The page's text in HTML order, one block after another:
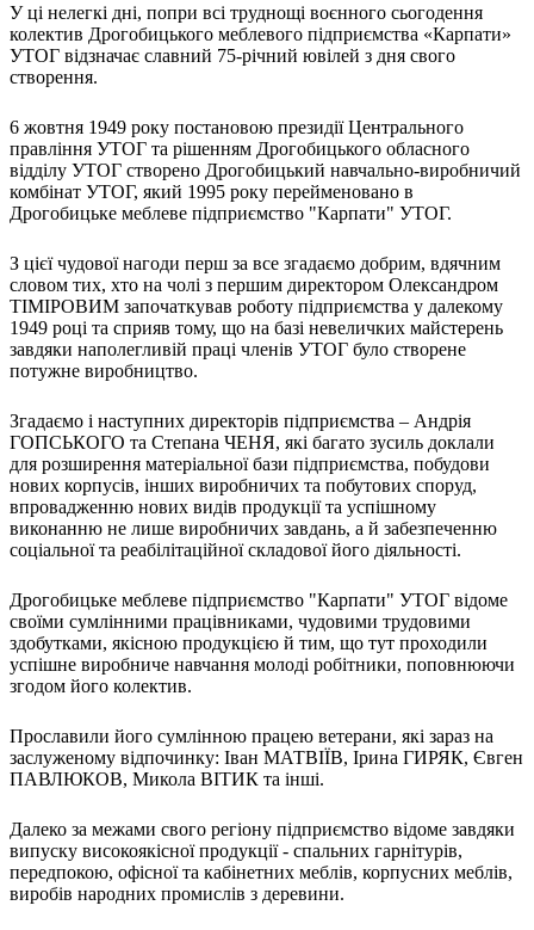
Кіровоградська область
Львівська область
Полтавська область
Рівненська область
Сумська область
Тернопільська область
Херсонська область
Хмельницька область
Черкаська область
Чернівецька область
Чернігівська область
питань укладення договорів
Вивчаємо жестову мову
Дитяча сторінка
Новини про жестову мову
Ресурс для вивчення жестових мов різних країн
Проєкт "Жестова мова для поліцейських"
Про шахрайські схеми
ВІКТОРИНА
На допомогу військовим
Медична термінологія жестовою мовою
Статут УТОГ
Нормативна база УТОГ
Законодавство
Декларації
Документи ВФГ
Міжнародні документи
У ці нелегкі дні, попри всі труднощі воєнного сьогодення
колектив Дрогобицького меблевого підприємства «Карпати»
УТОГ відзначає славний 75-річний ювілей з дня свого
створення.
6 жовтня 1949 року постановою президії Центрального
правління УТОГ та рішенням Дрогобицького обласного
відділу УТОГ створено Дрогобицький навчально-виробничий
комбінат УТОГ, який 1995 року перейменовано в
Дрогобицьке меблеве підприємство "Карпати" УТОГ.
З цієї чудової нагоди перш за все згадаємо добрим, вдячним
словом тих, хто на чолі з першим директором Олександром
ТІМІРОВИМ започаткував роботу підприємства у далекому
1949 році та сприяв тому, що на базі невеличких майстерень
завдяки наполегливій праці членів УТОГ було створене
потужне виробництво.
Згадаємо і наступних директорів підприємства – Андрія
ГОПСЬКОГО та Степана ЧЕНЯ, які багато зусиль доклали
для розширення матеріальної бази підприємства, побудови
нових корпусів, інших виробничих та побутових споруд,
впровадженню нових видів продукції та успішному
виконанню не лише виробничих завдань, а й забезпеченню
соціальної та реабілітаційної складової його діяльності.
Дрогобицьке меблеве підприємство "Карпати" УТОГ відоме
своїми сумлінними працівниками, чудовими трудовими
здобутками, якісною продукцією й тим, що тут проходили
успішне виробниче навчання молоді робітники, поповнюючи
згодом його колектив.
Прославили його сумлінною працею ветерани, які зараз на
заслуженому відпочинку: Іван МАТВІЇВ, Ірина ГИРЯК, Євген
ПАВЛЮКОВ, Микола ВІТИК та інші.
Далеко за межами свого регіону підприємство відоме завдяки
випуску високоякісної продукції - спальних гарнітурів,
передпокою, офісної та кабінетних меблів, корпусних меблів,
виробів народних промислів з деревини.